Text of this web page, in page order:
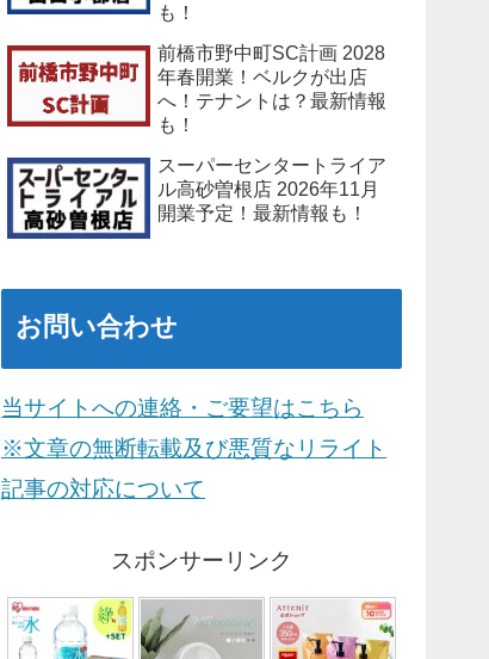
も！
前橋市野中町SC計画 2028
年春開業！ベルクが出店
へ！テナントは？最新情報
も！
スーパーセンタートライア
ル高砂曽根店 2026年11月
開業予定！最新情報も！
お問い合わせ
当サイトへの連絡・ご要望はこちら
※文章の無断転載及び悪質なリライト
記事の対応について
スポンサーリンク